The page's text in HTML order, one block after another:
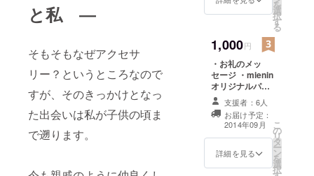
と私 ―
そもそもなぜアクセサ
リー？というところなので
すが、そのきっかけとなっ
た出会いは私が子供の頃ま
で遡ります。
めたくな
る「ヲタ
ク」気質で
す。
を
選
択
す
る
1,000円
・お礼のメッ
セージ ・mienin
オリジナルパー
ツのピアスまた
はイヤリング ピ
アスかイヤリン
グのどちらをご
希望か教えてい
ただき、８色
支援者：6人
お届け予定：
2014年09月
詳細を見る
こ
の
リ
タ
ー
ン
を
選
択